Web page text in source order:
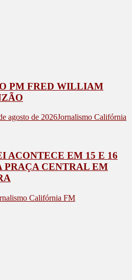
PM FRED WILLIAM
agosto de 2026Jornalismo Califórnia
ACONTECE EM 15 E 16
PRAÇA CENTRAL EM
Califórnia FM